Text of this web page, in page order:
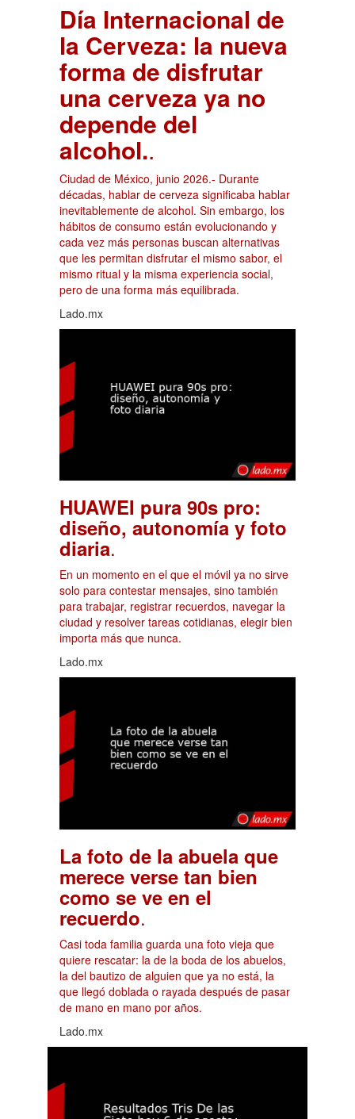
Día Internacional de
la Cerveza: la nueva
forma de disfrutar
una cerveza ya no
depende del
alcohol..
Ciudad de México, junio 2026.- Durante
décadas, hablar de cerveza significaba hablar
inevitablemente de alcohol. Sin embargo, los
hábitos de consumo están evolucionando y
cada vez más personas buscan alternativas
que les permitan disfrutar el mismo sabor, el
mismo ritual y la misma experiencia social,
pero de una forma más equilibrada.
Lado.mx
HUAWEI pura 90s pro:
diseño, autonomía y foto
diaria.
En un momento en el que el móvil ya no sirve
solo para contestar mensajes, sino también
para trabajar, registrar recuerdos, navegar la
ciudad y resolver tareas cotidianas, elegir bien
importa más que nunca.
Lado.mx
La foto de la abuela que
merece verse tan bien
como se ve en el
recuerdo.
Casi toda familia guarda una foto vieja que
quiere rescatar: la de la boda de los abuelos,
la del bautizo de alguien que ya no está, la
que llegó doblada o rayada después de pasar
de mano en mano por años.
Lado.mx